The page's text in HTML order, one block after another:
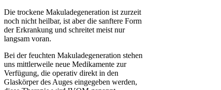
Die trockene Makuladegeneration ist zurzeit
noch nicht heilbar, ist aber die sanftere Form
der Erkrankung und schreitet meist nur
langsam voran.
Bei der feuchten Makuladegeneration stehen
uns mittlerweile neue Medikamente zur
Verfügung, die operativ direkt in den
Glaskörper des Auges eingegeben werden,